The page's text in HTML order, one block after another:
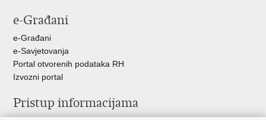
FacebookuTwitteru
e-Građani
e-Građani
e-Savjetovanja
Portal otvorenih podataka RH
Izvozni portal
Pristup informacijama